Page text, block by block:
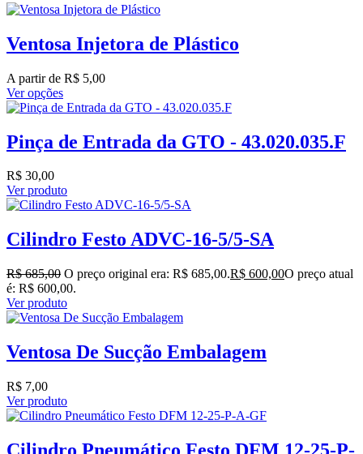
Ventosa Injetora de Plástico
A partir de R$ 5,00
Ver opções
Pinça de Entrada da GTO - 43.020.035.F
R$ 30,00
Ver produto
Cilindro Festo ADVC-16-5/5-SA
R$685,00 O preço original era: R$ 685,00.R$ 600,00O preço atual
é: R$ 600,00.
Ver produto
Ventosa De Sucção Embalagem
R$ 7,00
Ver produto